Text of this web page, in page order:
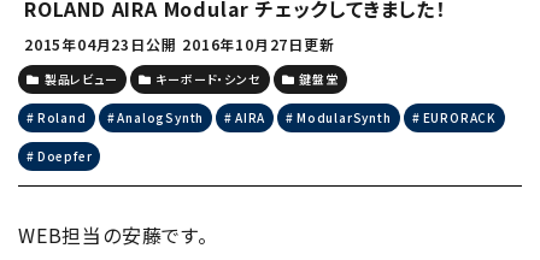
ROLAND AIRA Modular チェックしてきました！
2015年04月23日公開 2016年10月27日更新
製品レビュー キーボード・シンセ 鍵盤堂
Roland AnalogSynth AIRA ModularSynth EURORACK
Doepfer
WEB担当の安藤です。